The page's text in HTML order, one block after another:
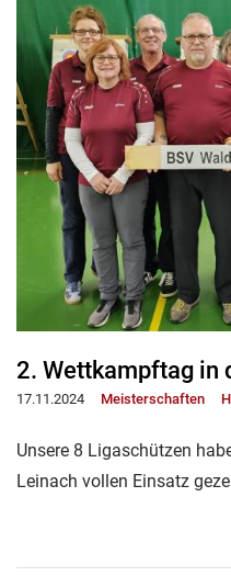
2. Wettkampftag in
17.11.2024 Meisterschaften
Unsere 8 Ligaschützen
Leinach vollen Einsatz